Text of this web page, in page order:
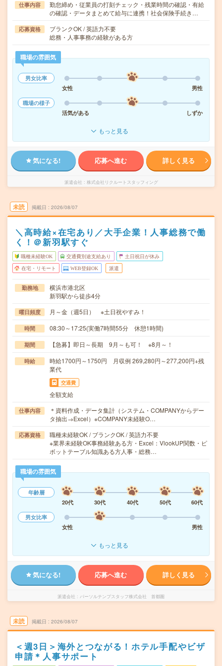
仕事内容
勤怠締め・従業員の打刻チェック・残業時間の確認・有給
の確認・データまとめて給与に連携！社会保険手続き…
応募資格
ブランクOK / 英語力不要
総務・人事事務の経験がある方
職場の雰囲気
男女比率
女性
男性
職場の様子
活気がある
しずか
もっと見る
気になる! 応募へ進む 詳しく見る
派遣会社 株式会社リクルートスタッフィング
未読 掲載日 2026/08/07
＼高時給×在宅あり／大手企業！人事総務で働
く！＠新羽駅すぐ
職種未経験OK 交通費別途支給あり 土日祝日が休み
在宅・リモート WEB登録OK 派遣
勤務地
横浜市港北区
新羽駅から徒歩4分
曜日頻度 月～金（週5日） ※土日祝やすみ！
時間 08:30～17:25(実働7時間55分 休憩1時間)
期間 【急募】即日～長期 9月～も可！ ※8月～！
時給
時給1700円～1750円 月収例 269,280円～277,200円+残
業代
交通費
全額支給
仕事内容
＊資料作成・データ集計（システム・COMPANYからデー
タ抽出→Excel）※COMPANY未経験O…
応募資格
職種未経験OK / ブランクOK / 英語力不要
※業界未経験OK事務経験ある方・Excel：VlookUP関数・ピ
ボットテーブル知識ある方人事・総務…
職場の雰囲気
年齢層
20代
30代 40代 50代
60代
男女比率
女性
男性
もっと見る
気になる! 応募へ進む 詳しく見る
派遣会社 パーソルテンプスタッフ株式会社 首都圏
未読 掲載日 2026/08/07
＜週3日＞海外とつながる！ホテル手配やビザ
申請＊人事サポート